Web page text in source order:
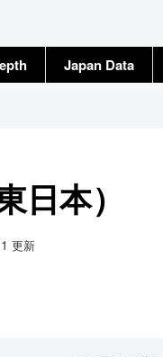
Japan Data
日本）
更新